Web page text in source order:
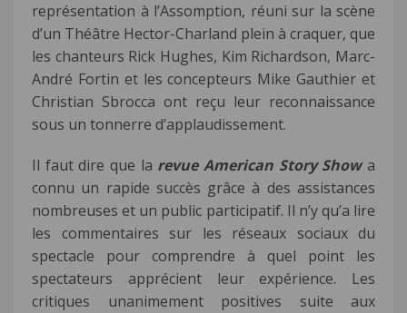
représentation à l’Assomption, réuni sur la scène
d’un Théâtre Hector-Charland plein à craquer, que
les chanteurs Rick Hughes, Kim Richardson, Marc-
André Fortin et les concepteurs Mike Gauthier et
Christian Sbrocca ont reçu leur reconnaissance
sous un tonnerre d’applaudissement.
Il faut dire que la revue American Story Showa
connu un rapide succès grâce à des assistances
nombreuses et un public participatif. Il n’y qu’a lire
les commentaires sur les réseaux sociaux du
spectacle pour comprendre à quel point les
spectateurs apprécient leur expérience. Les
critiques unanimement positives suite aux